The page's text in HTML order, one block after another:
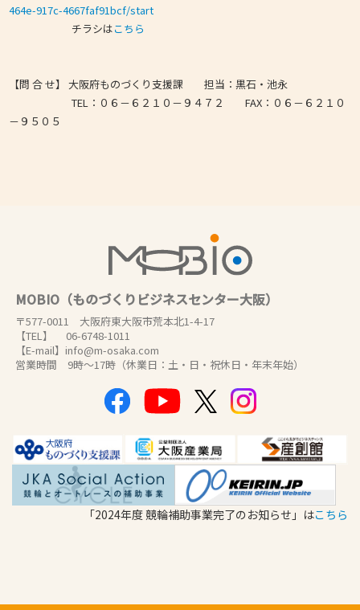
464e-917c-4667faf91bcf/start
チラシはこちら
【問 合 せ】 大阪府ものづくり支援課 担当：黒石・池永
TEL：０６－６２１０－９４７２ FAX：０６－６２１０
－９５０５
MOBIO（ものづくりビジネスセンター大阪）
〒577-0011 大阪府東大阪市荒本北1-4-17
【TEL】 06-6748-1011
【E-mail】info@m-osaka.com
営業時間 9時～17時（休業日：土・日・祝休日・年末年始）
「2024年度 競輪補助事業完了のお知らせ」はこちら